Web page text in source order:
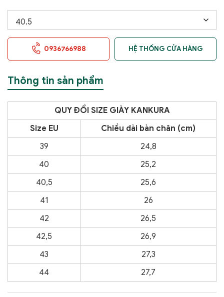
0936766988 HỆ THỐNG CỬA HÀNG
Thông tin sản phẩm
QUY ĐỔI SIZE GIÀY KANKURA
Size EU
Chiều dài bàn chân (cm)
39
24,8
40
25,2
40,5
25,6
41
26
42
26,5
42,5
26,9
43
27,3
44
27,7